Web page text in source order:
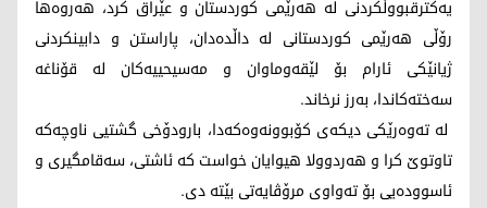
یەکترقبووڵکردنى لە هەرێمی کوردستان و عێراق كرد، هه‌روه‌ها
رۆڵى هەرێمی کوردستانی لە داڵدەدان، پاراستن و دابینکردنی
ژیانێکی ئارام بۆ لێقەوماوان و مەسیحییەکان لە قۆناغە
سەختەکاندا، به‌رز نرخاند.
لە تەوەرێکی ديكه‌ی کۆبوونەوەکەدا، بارودۆخی گشتیی ناوچەکە
تاوتوێ کرا و هه‌ردوولا هیوایان خواست کە ئاشتی، سەقامگیری و
ئاسوودەیی بۆ تەواوی مرۆڤایەتی بێتە دی.